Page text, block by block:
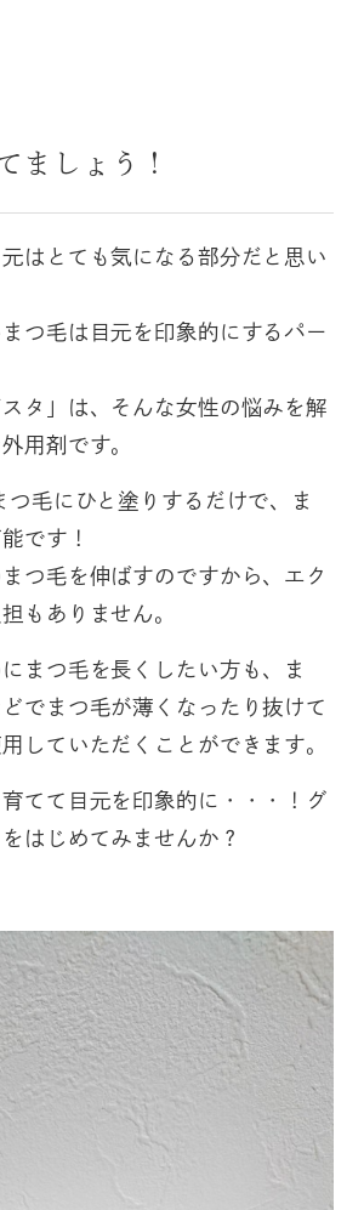
ましょう！
はとても気になる部分だと思い
つ毛は目元を印象的にするパー
スタ」は、そんな女性の悩みを解
用剤です。
つ毛にひと塗りするだけで、ま
です！
つ毛を伸ばすのですから、エク
もありません。
まつ毛を長くしたい方も、ま
でまつ毛が薄くなったり抜けて
していただくことができます。
てて目元を印象的に・・・！グ
はじめてみませんか？